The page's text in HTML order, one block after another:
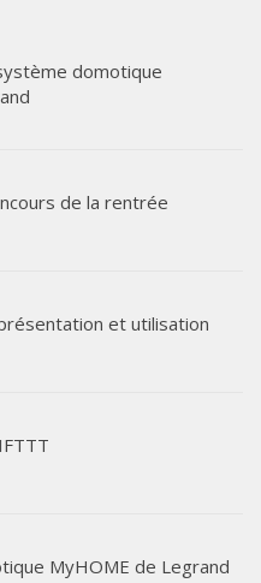
domotique
de la rentrée
et utilisation
MyHOME de Legrand